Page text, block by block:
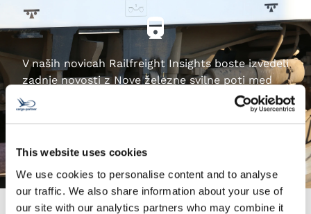
This website uses cookies
We use cookies to personalise content and to analyse
our traffic. We also share information about your use of
our site with our analytics partners who may combine it
V naših novicah Railfreight Insights boste izvedeli
zadnje novosti z Nove železne svilne poti med
Kitajsko in Evropo.